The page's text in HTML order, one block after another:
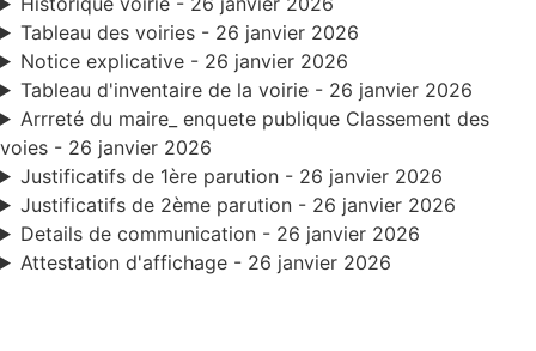
Tableau des voiries - 26 janvier 2026
Notice explicative - 26 janvier 2026
Tableau d'inventaire de la voirie - 26 janvier 2026
Arrreté du maire_ enquete publique Classement des
voies - 26 janvier 2026
Justificatifs de 1ère parution - 26 janvier 2026
Justificatifs de 2ème parution - 26 janvier 2026
Details de communication - 26 janvier 2026
Attestation d'affichage - 26 janvier 2026